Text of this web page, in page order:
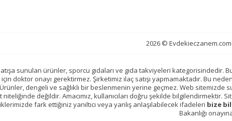
2026 © Evdekieczanem.com
sunulan ürünler, sporcu gıdaları ve gıda takviyeleri
için doktor onayı gerektirmez. Şirketimiz ilaç satışı yapmamaktadır. Bu
dengeli ve sağlıklı bir beslenmenin yerine geçmez. Web
değildir. Amacımız, kullanıcıları doğru şekilde
fark ettiğiniz yanıltıcı veya yanlış anlaşılabilecek ifadeleri bize
Bakanlığı